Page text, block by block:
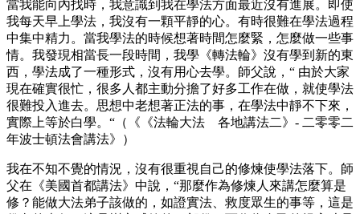
當我能向內找時，我意識到我在學法方面最近沒有進展。即使
我每天早上學法，我沒有一顆平靜的心。有時很難在學法過程
中集中精力。當我學法的時候想著時間怎麼緊，怎麼做一些事
情。我發現相當長一段時間，我學《轉法輪》沒有學到新的東
西，學法成了一種形式，沒有用心去學。師父說，“ 由於大家
現在確實很忙，很多人都主動分擔了好多工作在做，就使學法
很難投入進去。思想中老想著正法的事，在學法中靜不下來，
實際上等於白學。“（《《法輪大法 各地講法二》- 二零零二
年波士頓法會講法》）
我在不知不覺的情況，沒有很重視自己的修煉使學法落下。師
父在《美國首都講法》中說，“那麼作為修煉人來講怎麼算是
修？能做大法弟子該做的，如證實法、救度眾生的事等，這是